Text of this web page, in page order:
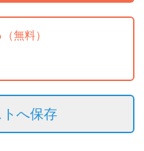
（無料）
へ保存